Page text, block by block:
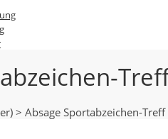
> Absage Sportabzeichen-Treff